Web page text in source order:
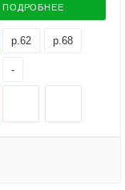
ПОДРОБНЕЕ
р.62 р.68
-